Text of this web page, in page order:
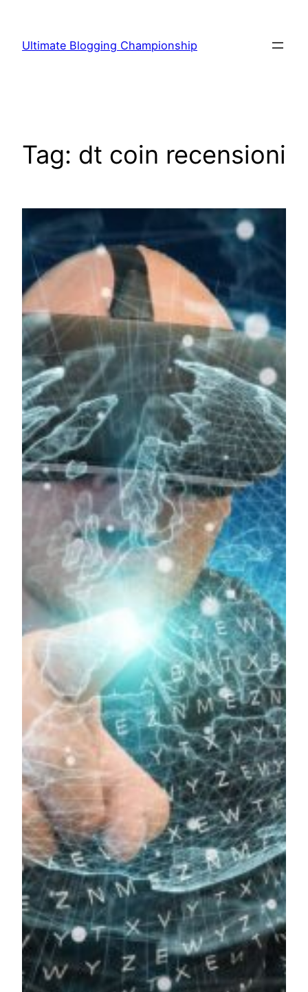
contenuto
Ultimate Blogging Championship
Tag: dt coin recensioni